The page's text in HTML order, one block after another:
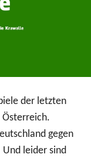
der letzten
gegen
Und leider sind